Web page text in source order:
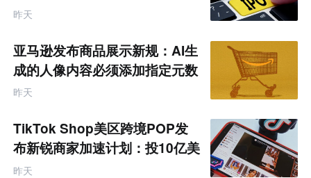
昨天
亚马逊发布商品展示新规：AI生
成的人像内容必须添加指定元数
据
昨天
TikTok Shop美区跨境POP发
布新锐商家加速计划：投10亿美
金资源帮扶四类商家
昨天